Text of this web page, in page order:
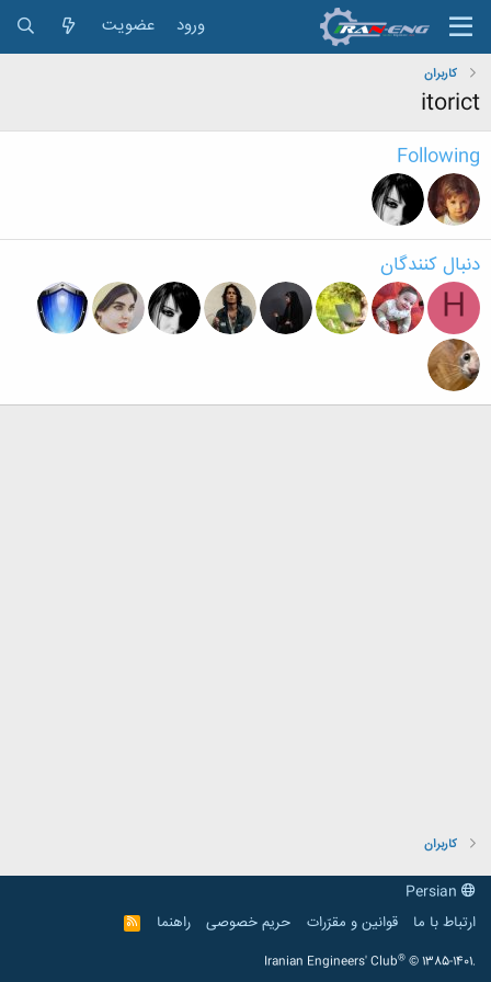
ورود عضویت
کاربران
itorict
Following
دنبال کنندگان
H
کاربران
ارتباط با ما
قوانین و مقرّرات حریم خصوصی راهنما
R
S
Iranian Engineers' Club® © 1385-1401.